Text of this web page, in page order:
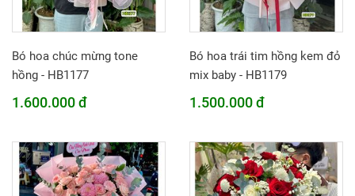
Bó hoa chúc mừng tone
hồng - HB1177
1.600.000 đ
Bó hoa trái tim hồng kem đỏ
mix baby - HB1179
1.500.000 đ